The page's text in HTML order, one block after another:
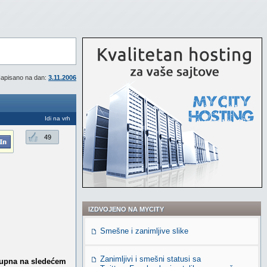
na dan: 3.11.2006
Idi na vrh
49
na sledećem
IZDVOJENO NA MYCITY
Smešne i zanimljive slike
Zanimljivi i smešni statusi sa